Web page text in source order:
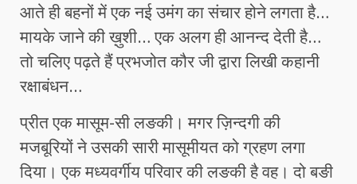
आते ही बहनों में एक नई उमंग का संचार होने लगता है…
मायके जाने की ख़ुशी… एक अलग ही आनन्द देती है…
तो चलिए पढ़ते हैं प्रभजोत कौर जी द्वारा लिखी कहानी
रक्षाबंधन…
प्रीत एक मासूम-सी लङकी। मगर ज़िन्दगी की
मजबूरियों ने उसकी सारी मासूमीयत को ग्रहण लगा
दिया। एक मध्यवर्गीय परिवार की लङकी है वह। दो बङी